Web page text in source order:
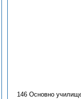
146 Основно